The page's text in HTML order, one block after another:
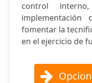
control
implementación
fomentar la
en el ejercicio de